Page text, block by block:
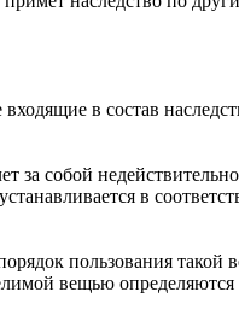
в состав
собой
в
пользования такой
вещью определяются